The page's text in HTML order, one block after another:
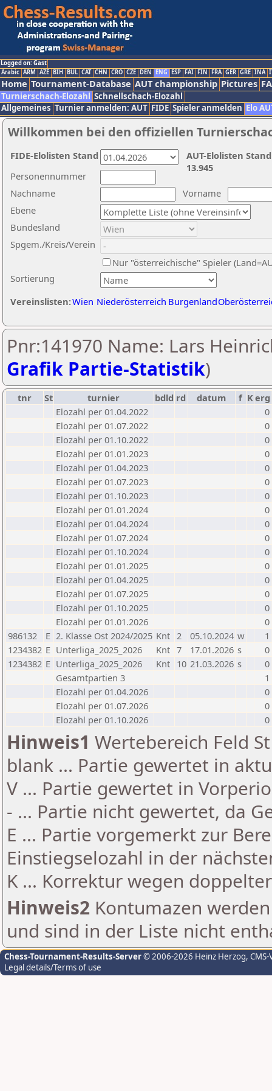
Logged on: Gast
Arabic ARM AZE BIH BUL CAT CHN CRO CZE DEN ENG ESP FAI FIN FRA GER GRE INA
Home Tournament-Database AUT championship Pictures
Turnierschach-Elozahl Schnellschach-Elozahl
Allgemeines Turnier anmelden: AUT FIDE Spieler anmelden Elo
Willkommen bei den offiziellen
Nachname
Vorname
Ebene
Sortierung
Personennummer
Bundesland
Spgem./Kreis/Verein
Nur "österreichische" Spieler
Vereinslisten:Wien Niederösterreich Burgenland
AUT-Elolisten
13.945
FIDE-Elolisten Stand
Pnr:141970 Name: Lars
Grafik Partie-Statistik)
tnr St turnier bdld rd datum f Kerg
Elozahl per 01.04.2022
0
Elozahl per 01.07.2022
0
Elozahl per 01.10.2022
0
Elozahl per 01.01.2023
0
Elozahl per 01.04.2023
0
Elozahl per 01.07.2023
0
Elozahl per 01.10.2023
0
Elozahl per 01.01.2024
0
Elozahl per 01.04.2024
0
Elozahl per 01.07.2024
0
Elozahl per 01.10.2024
0
Elozahl per 01.01.2025
0
Elozahl per 01.04.2025
0
Elozahl per 01.07.2025
0
Elozahl per 01.10.2025
0
Elozahl per 01.01.2026
0
986132
E 2. Klasse Ost 2024/2025 Knt 2 05.10.2024 w
1
1234382 E Unterliga_2025_2026 Knt 7 17.01.2026 s
0
1234382 E Unterliga_2025_2026 Knt 10 21.03.2026 s
0
Gesamtpartien 3
1
Elozahl per 01.04.2026
0
Elozahl per 01.07.2026
0
Elozahl per 01.10.2026
0
Hinweis1 Wertebereich Feld
blank ... Partie gewertet in
V ... Partie gewertet in
- ... Partie nicht gewertet, da
E ... Partie vorgemerkt zur
Einstiegselozahl in der
K ... Korrektur wegen
Hinweis2 Kontumazen
und sind in der Liste nicht
Chess-Tournament-Results-Server© 2006-2026 Heinz Herzog,
Legal details/Terms of use